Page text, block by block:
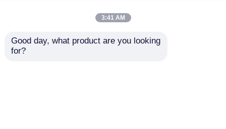
THPP Tris (3-
Hydroxypropyl)
3:41 AM
Good day, what product are you looking
for?